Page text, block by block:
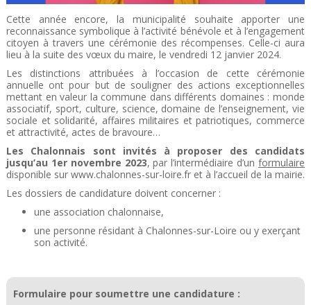
Cette année encore, la municipalité souhaite apporter une
reconnaissance symbolique à l’activité bénévole et à l’engagement
citoyen à travers une cérémonie des récompenses. Celle-ci aura
lieu à la suite des vœux du maire, le vendredi 12 janvier 2024.
Les distinctions attribuées à l’occasion de cette cérémonie
annuelle ont pour but de souligner des actions exceptionnelles
mettant en valeur la commune dans différents domaines : monde
associatif, sport, culture, science, domaine de l’enseignement, vie
sociale et solidarité, affaires militaires et patriotiques, commerce
et attractivité, actes de bravoure…
Les Chalonnais sont invités à proposer des candidats
jusqu’au 1er novembre 2023, par l’intermédiaire d’unformulaire
disponible sur www.chalonnes-sur-loire.fr et à l’accueil de la mairie.
Les dossiers de candidature doivent concerner :
une association chalonnaise,
une personne résidant à Chalonnes-sur-Loire ou y exerçant
son activité.
Formulaire pour soumettre une candidature :